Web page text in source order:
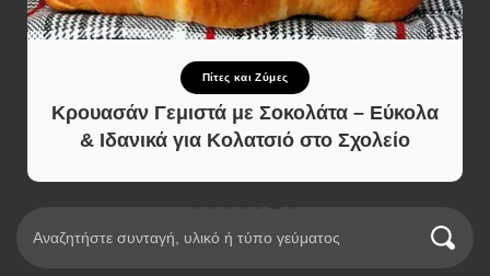
Πίτες και Ζύμες
Κρουασάν Γεμιστά με Σοκολάτα – Εύκολα
& Ιδανικά για Κολατσιό στο Σχολείο